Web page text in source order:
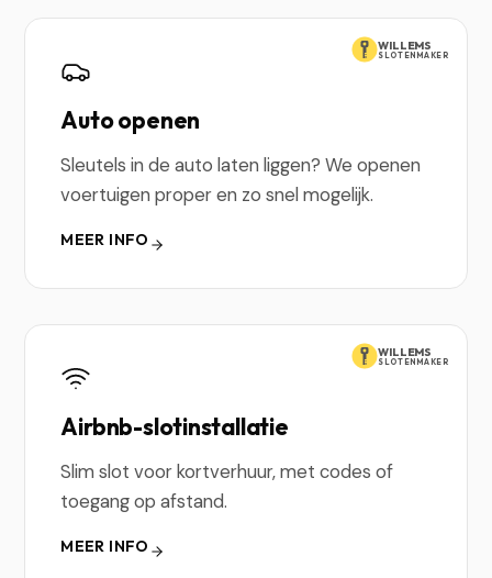
WILLEMS
SLOTENMAKER
Auto openen
Sleutels in de auto laten liggen? We openen
voertuigen proper en zo snel mogelijk.
MEER INFO
WILLEMS
SLOTENMAKER
Airbnb-slotinstallatie
Slim slot voor kortverhuur, met codes of
toegang op afstand.
MEER INFO